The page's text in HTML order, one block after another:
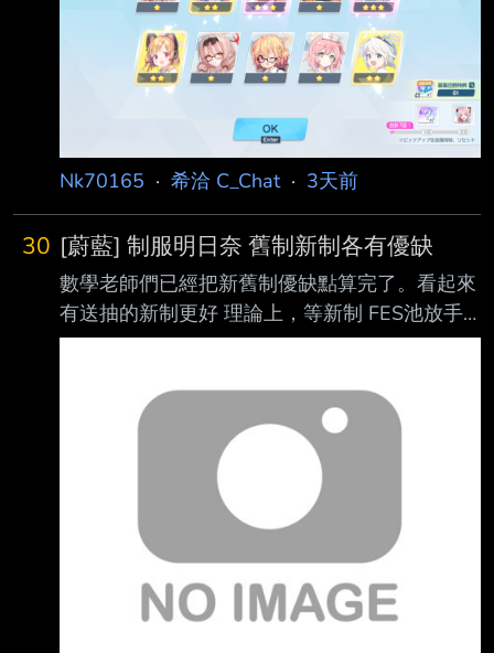
這次新的小保 (而且後續想說繼續抽拿返還10連
結果是又出PU，最後根本沒累積到多少給Fes池
因為錢不多 前10樓不論推噓箭頭各100P -- 兩
隻都前100就出了，這樣跟數學無關吧 當然要說
就是有吃到返還10抽的紅利就是了
Nk70165 · 希洽 C_Chat· 3天前
30 [蔚藍] 制服明日奈 舊制新制各有優缺
數學老師們已經把新舊制優缺點算完了。看起來
有送抽的新制更好 理論上，等新制 FES池放手
撈CP值最高，遲早把洞補滿 只是有東西蒙蔽了
https://i.meee.com.tw/M91zGKZ.png
https://i.meee.com.tw/1XdOEn3.png 只要歐一
點，就不用挑新舊制(被揍 每三人50P，發10人
希望兩周後FOX小隊池還能再歐一把 --